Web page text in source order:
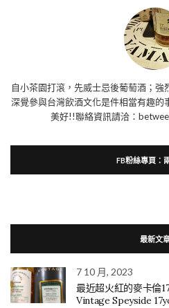
自小茶園打滾，先威士忌後葡萄酒；強
深覺參與台灣飲酒文化是件相當有趣
美好!!聯絡資訊請洽：
FB粉絲專頁：
最新文
7 10 月, 2023
最近超火紅的麥卡倫
Vintage Speyside